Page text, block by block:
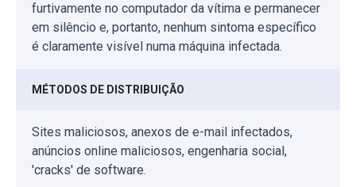
furtivamente no computador da vítima e permanecer
em silêncio e, portanto, nenhum sintoma específico
é claramente visível numa máquina infectada.
MÉTODOS DE DISTRIBUIÇÃO
Sites maliciosos, anexos de e-mail infectados,
anúncios online maliciosos, engenharia social,
'cracks' de software.